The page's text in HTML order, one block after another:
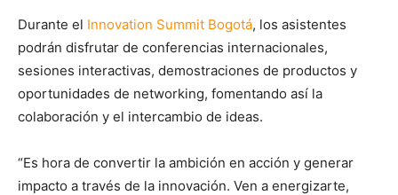
Durante el Innovation Summit Bogotá, los asistentes
podrán disfrutar de conferencias internacionales,
sesiones interactivas, demostraciones de productos y
oportunidades de networking, fomentando así la
colaboración y el intercambio de ideas.
“Es hora de convertir la ambición en acción y generar
impacto a través de la innovación. Ven a energizarte,